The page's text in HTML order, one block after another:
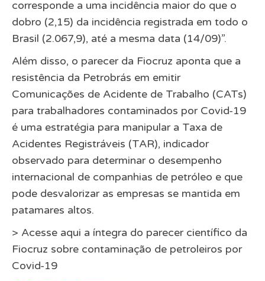
corresponde a uma incidência maior do que o
dobro (2,15) da incidência registrada em todo o
Brasil (2.067,9), até a mesma data (14/09)”.
Além disso, o parecer da Fiocruz aponta que a
resistência da Petrobrás em emitir
Comunicações de Acidente de Trabalho (CATs)
para trabalhadores contaminados por Covid-19
é uma estratégia para manipular a Taxa de
Acidentes Registráveis (TAR), indicador
observado para determinar o desempenho
internacional de companhias de petróleo e que
pode desvalorizar as empresas se mantida em
patamares altos.
> Acesse aqui a íntegra do parecer científico da
Fiocruz sobre contaminação de petroleiros por
Covid-19